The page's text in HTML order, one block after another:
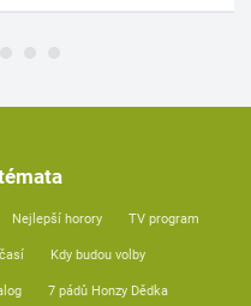
Nejlepší horory TV program
Kdy budou volby
7 pádů Honzy Dědka